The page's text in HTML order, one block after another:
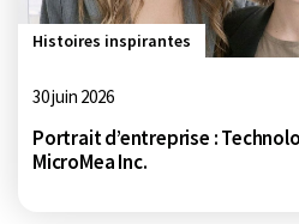
Histoires inspirantes
30 juin 2026
Portrait d’entreprise :
MicroMea Inc.